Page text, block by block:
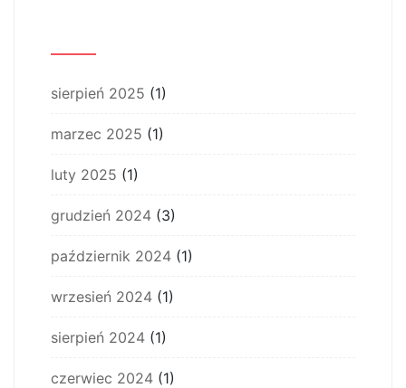
sierpień 2025 (1)
marzec 2025 (1)
luty 2025 (1)
grudzień 2024 (3)
październik 2024 (1)
wrzesień 2024 (1)
sierpień 2024 (1)
czerwiec 2024 (1)